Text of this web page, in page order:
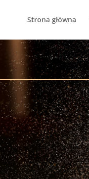
Strona główna